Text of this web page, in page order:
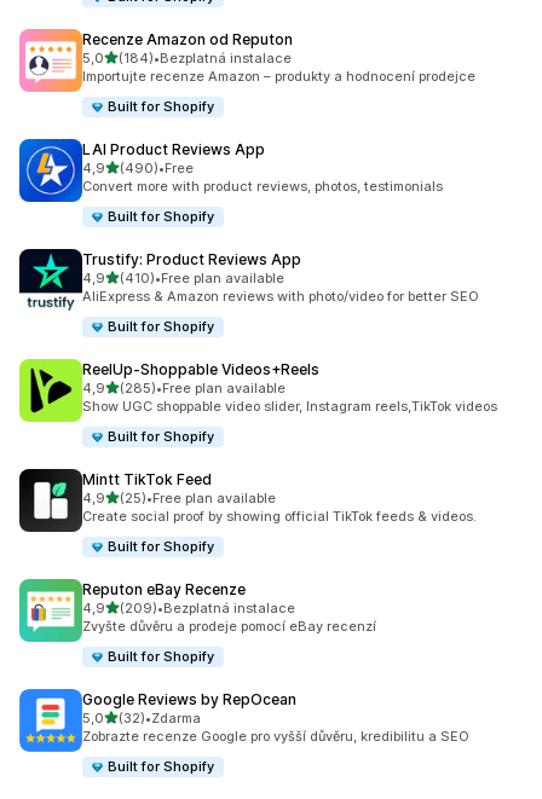
Recenze Amazon od Reputon
5,0z 5 hvězd
(184)
Celkový počet recenzí: 184
•Bezplatná instalace
Importujte recenze Amazon – produkty a hodnocení prodejce
Built for Shopify
LAI Product Reviews App
4,9z 5 hvězd
(490)
Celkový počet recenzí: 490
•Free
Convert more with product reviews, photos, testimonials
Built for Shopify
Trustify: Product Reviews App
4,9z 5 hvězd
(410)
Celkový počet recenzí: 410
•Free plan available
AliExpress & Amazon reviews with photo/video for better SEO
Built for Shopify
ReelUp‑Shoppable Videos+Reels
4,9z 5 hvězd
(285)
Celkový počet recenzí: 285
•Free plan available
Show UGC shoppable video slider, Instagram reels,TikTok videos
Built for Shopify
Mintt TikTok Feed
4,9z 5 hvězd
(25)
Celkový počet recenzí: 25
•Free plan available
Create social proof by showing official TikTok feeds & videos.
Built for Shopify
Reputon eBay Recenze
4,9z 5 hvězd
(209)
Celkový počet recenzí: 209
•Bezplatná instalace
Zvyšte důvěru a prodeje pomocí eBay recenzí
Built for Shopify
Google Reviews by RepOcean
5,0z 5 hvězd
(32)
Celkový počet recenzí: 32
•Zdarma
Zobrazte recenze Google pro vyšší důvěru, kredibilitu a SEO
Built for Shopify